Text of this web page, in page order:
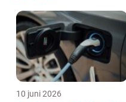
10 juni 2026